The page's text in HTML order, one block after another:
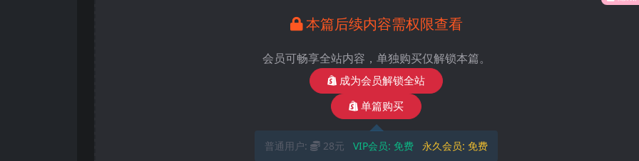
本篇后续内容需权限查看
会员可畅享全站内容，单独购买仅解锁本篇。
成为会员解锁全站
单篇购买
普通用户: 28元 VIP会员: 免费 永久会员:免费